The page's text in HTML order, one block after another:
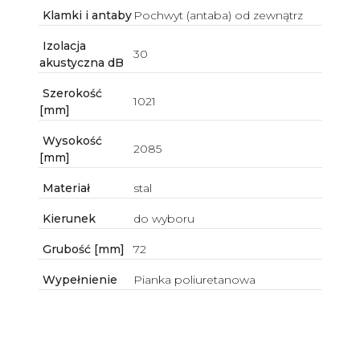
Klamki i antaby Pochwyt (antaba) od zewnątrz
Izolacja
akustyczna dB
30
Szerokość
[mm]
1021
Wysokość
[mm]
2085
Materiał stal
Kierunek do wyboru
Grubość [mm] 72
Wypełnienie Pianka poliuretanowa